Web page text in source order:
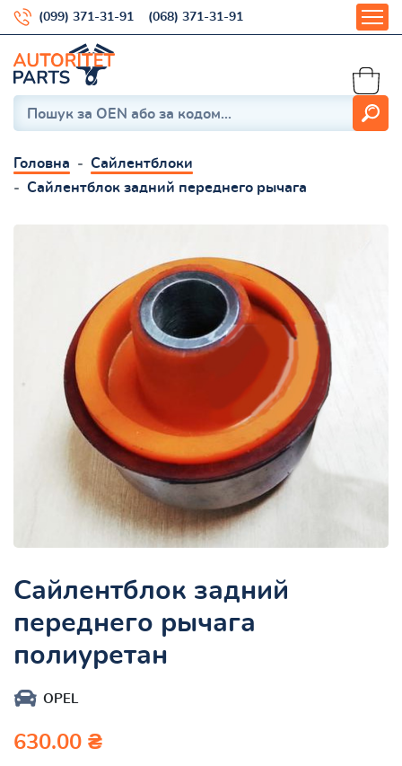
(099) 371-31-91 (068) 371-31-91
Головна
Сайлентблоки
Сайлентблок задний переднего рычага
Сайлентблок задний
переднего рычага
полиуретан
OPEL
630.00 ₴